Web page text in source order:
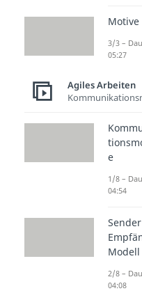
Modell.
Auch
bewusst
der
Motive
3/3 –
05:27
Agiles Arbeiten
e
1/8 –
04:54
Sender
Modell
2/8 –
04:08